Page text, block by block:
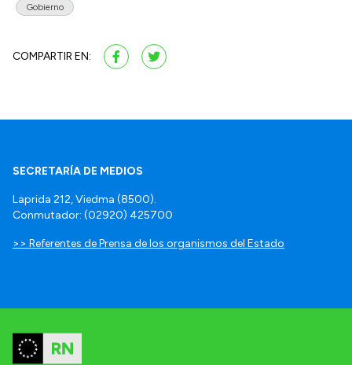
Gobierno
COMPARTIR EN:
SECRETARÍA DE MEDIOS
Laprida 212, Viedma (8500).
Conmutador: (02920) 425700
>> Referentes de Prensa de los organismos del Estado